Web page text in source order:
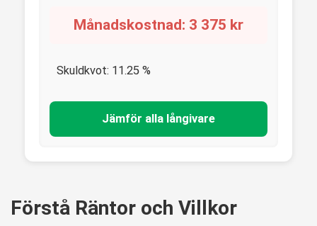
Månadskostnad: 3 375 kr
Skuldkvot: 11.25 %
Jämför alla långivare
Förstå Räntor och Villkor